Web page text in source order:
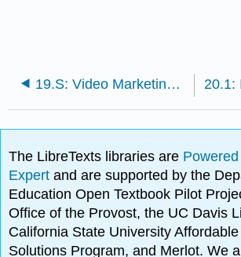
19.S: Video Marketing (Resumen) 20.1:
The LibreTexts libraries are
Expertand are supported by the
Education Open Textbook Pilot
Office of the Provost, the UC Davis
California State University
Solutions Program, and Merlot. We